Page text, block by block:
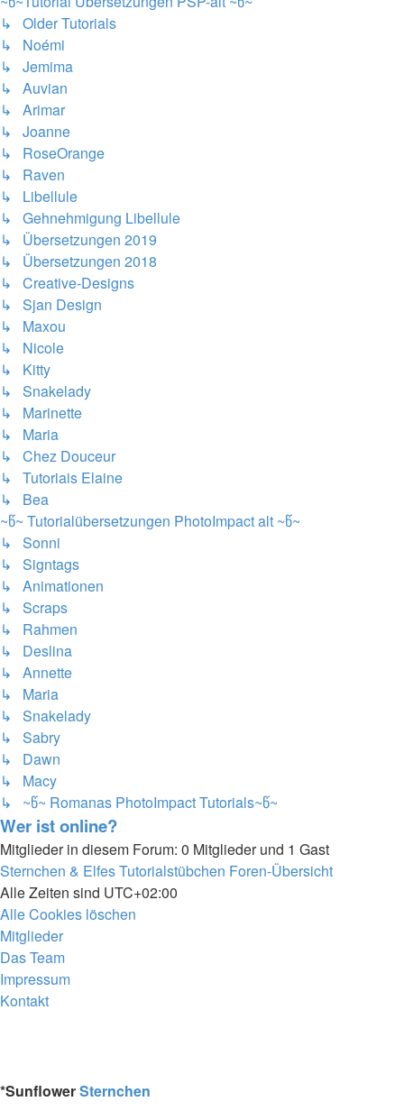
↳ Older Tutorials
↳ Noémi
↳ Jemima
↳ Auvian
↳ Arimar
↳ Joanne
↳ RoseOrange
↳ Raven
↳ Libellule
↳ Gehnehmigung Libellule
↳ Übersetzungen 2019
↳ Übersetzungen 2018
↳ Creative-Designs
↳ Sjan Design
↳ Maxou
↳ Nicole
↳ Kitty
↳ Snakelady
↳ Marinette
↳ Maria
↳ Chez Douceur
↳ Tutoriais Elaine
↳ Bea
~წ~ Tutorialübersetzungen PhotoImpact alt ~წ~
↳ Sonni
↳ Signtags
↳ Animationen
↳ Scraps
↳ Rahmen
↳ Deslina
↳ Annette
↳ Maria
↳ Snakelady
↳ Sabry
↳ Dawn
↳ Macy
↳ ~წ~ Romanas PhotoImpact Tutorials~წ~
Wer ist online?
Mitglieder in diesem Forum: 0 Mitglieder und 1 Gast
Sternchen & Elfes Tutorialstübchen Foren-Übersicht
Alle Zeiten sind UTC+02:00
Alle Cookies löschen
Mitglieder
Das Team
Impressum
Kontakt
*SunflowerSternchen